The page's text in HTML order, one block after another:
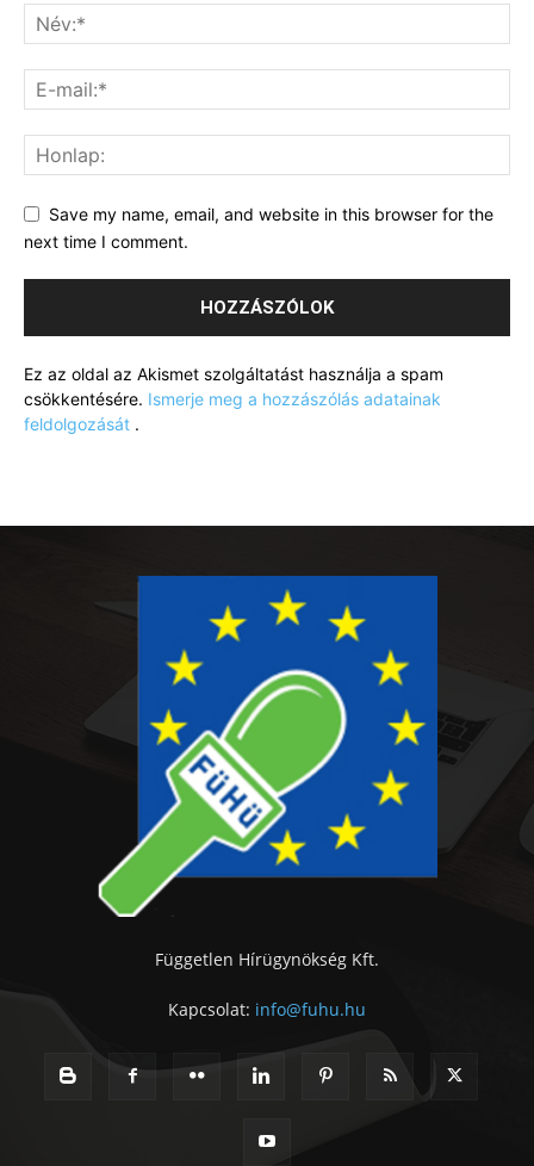
Save my name, email, and website in this browser for the
next time I comment.
Ez az oldal az Akismet szolgáltatást használja a spam
csökkentésére. Ismerje meg a hozzászólás adatainak
feldolgozását .
Független Hírügynökség Kft.
Kapcsolat: info@fuhu.hu